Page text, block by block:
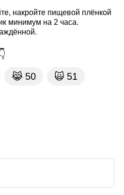
накройте пищевой плёнкой
минимум на 2 часа.
😹 50 🙀 51